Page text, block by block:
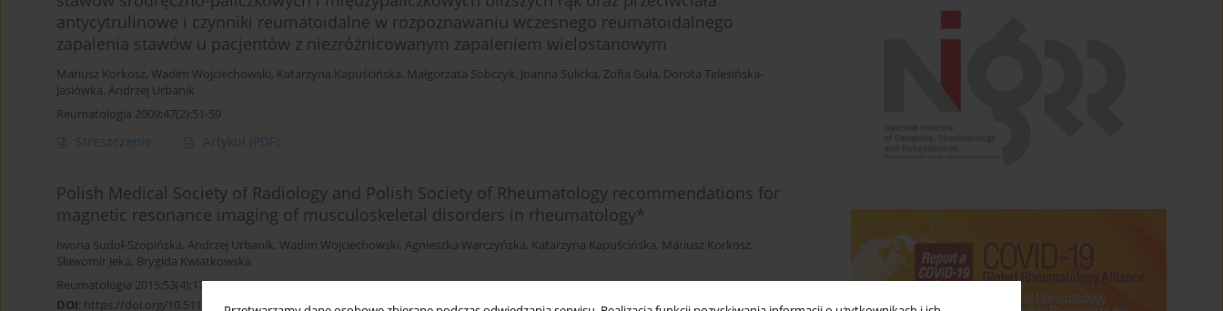
antycytrulinowe i czynniki reumatoidalne w rozpoznawaniu wczesnego reumatoidalnego
zapalenia stawów u pacjentów z niezróżnicowanym zapaleniem wielostanowym
Mariusz Korkosz, Wadim Wojciechowski, Katarzyna Kapuścińska, Małgorzata Sobczyk, Joanna Sulicka, Zofia Guła, Dorota Telesińska-
Jasiówka, Andrzej Urbanik
Reumatologia 2009;47(2):51-59
Streszczenie Artykuł (PDF)
Polish Medical Society of Radiology and Polish Society of Rheumatology recommendations for
magnetic resonance imaging of musculoskeletal disorders in rheumatology*
Iwona Sudoł-Szopińska, Andrzej Urbanik, Wadim Wojciechowski, Agnieszka Warczyńska, Katarzyna Kapuścińska, Mariusz Korkosz,
Sławomir Jeka, Brygida Kwiatkowska
Reumatologia 2015;53(4):171-178
DOI: https://doi.org/10.5114/reum.2015.54357